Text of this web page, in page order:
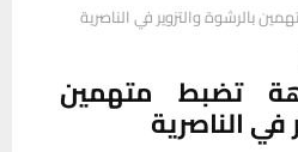
بالرشوة والتزوير في الناصرية
تضبط متهمين
في الناصرية